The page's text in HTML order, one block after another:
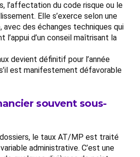
l’affectation du code risque ou le
Elle s’exerce selon une
des échanges techniques qui
l’appui d’un conseil maîtrisant la
devient définitif pour l’année
est manifestement défavorable
souvent sous-
dossiers, le taux AT/MP est traité
administrative. C’est une